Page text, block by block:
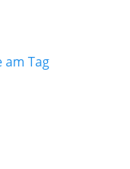
am Tag